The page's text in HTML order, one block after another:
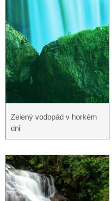
Zelený vodopád v horkém
dni